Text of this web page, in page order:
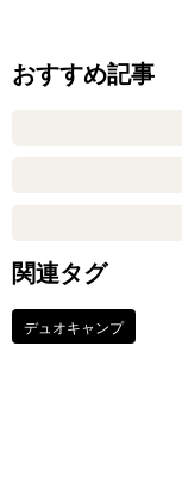
おすすめ記事
関連タグ
デュオキャンプ